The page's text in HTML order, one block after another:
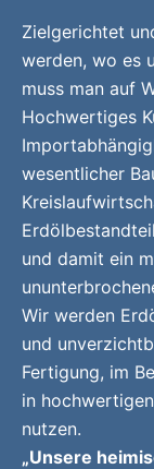
Zielgerichtet
werden, wo es
muss man auf
Hochwertiges
wesentlicher
und damit ein
Wir werden
und
Fertigung, im
in
nutzen.
„Unsere